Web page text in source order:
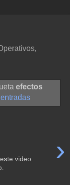
efectos
›
video